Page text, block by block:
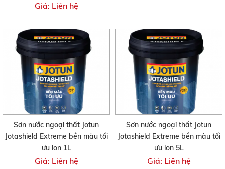
Giá: Liên hệ
Sơn nước ngoại thất Jotun
Jotashield Extreme bền màu tối
ưu lon 1L
Giá: Liên hệ
Sơn nước ngoại thất Jotun
Jotashield Extreme bền màu tối
ưu lon 5L
Giá: Liên hệ